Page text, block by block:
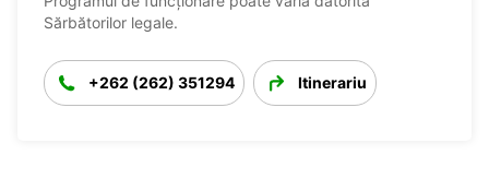
Sărbătorilor legale.
+262 (262) 351294 Itinerariu